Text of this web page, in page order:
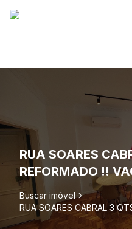
RUA SOARES
REFORMADO !!
Buscar imóvel
RUA SOARES CABRAL 3